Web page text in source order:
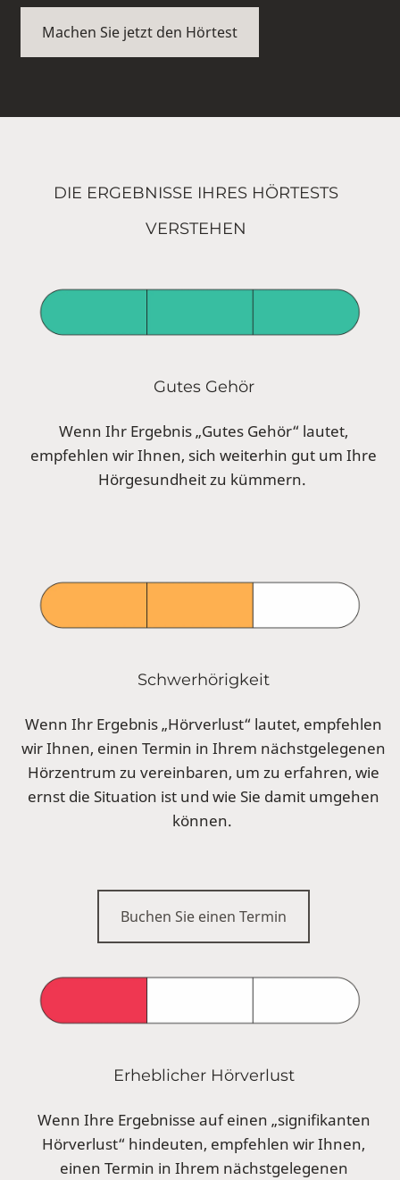
Machen Sie jetzt den Hörtest
DIE ERGEBNISSE IHRES HÖRTESTS
VERSTEHEN
Gutes Gehör
Wenn Ihr Ergebnis „Gutes Gehör“ lautet,
empfehlen wir Ihnen, sich weiterhin gut um Ihre
Hörgesundheit zu kümmern.
Schwerhörigkeit
Wenn Ihr Ergebnis „Hörverlust“ lautet, empfehlen
wir Ihnen, einen Termin in Ihrem nächstgelegenen
Hörzentrum zu vereinbaren, um zu erfahren, wie
ernst die Situation ist und wie Sie damit umgehen
können.
Buchen Sie einen Termin
Erheblicher Hörverlust
Wenn Ihre Ergebnisse auf einen „signifikanten
Hörverlust“ hindeuten, empfehlen wir Ihnen,
einen Termin in Ihrem nächstgelegenen